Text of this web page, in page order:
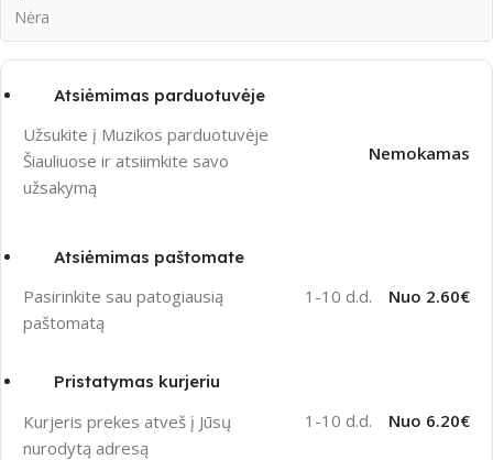
Nėra
Atsiėmimas parduotuvėje
Užsukite į Muzikos parduotuvėje
Šiauliuose ir atsiimkite savo
užsakymą
Nemokamas
Atsiėmimas paštomate
Pasirinkite sau patogiausią
paštomatą
1-10 d.d. Nuo 2.60€
Pristatymas kurjeriu
Kurjeris prekes atveš į Jūsų
nurodytą adresą
1-10 d.d. Nuo 6.20€